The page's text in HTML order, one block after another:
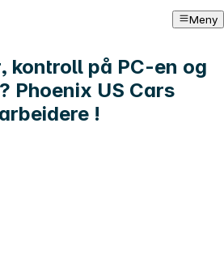
Meny
kontroll på PC-en og
Phoenix US Cars
!